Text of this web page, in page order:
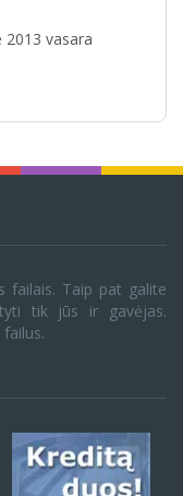
vasara
failais. Taip pat galite
tik jūs ir gavėjas.